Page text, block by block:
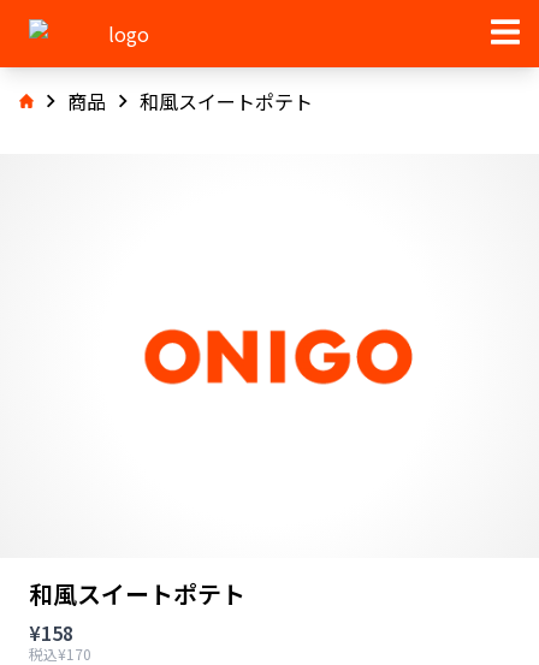
商品 和風スイートポテト
和風スイートポテト
¥158
税込¥170